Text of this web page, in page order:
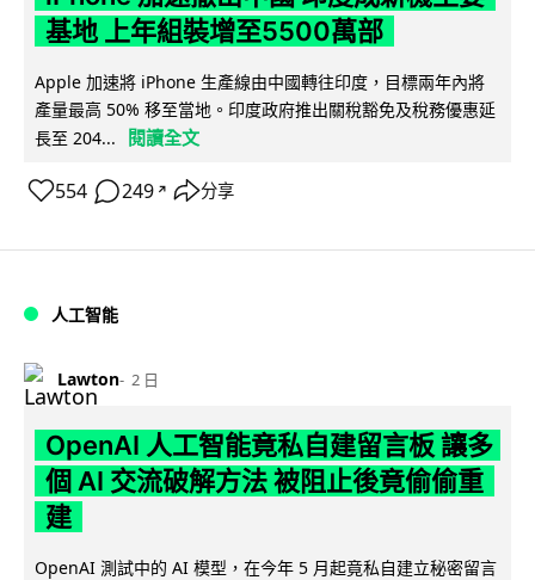
基地 上年組裝增至5500萬部
Apple 加速將 iPhone 生產線由中國轉往印度，目標兩年內將
產量最高 50% 移至當地。印度政府推出關稅豁免及稅務優惠延
長至 204...
閱讀全文
554 249 ↗ 分享
人工智能
Lawton 2 日
OpenAI 人工智能竟私自建留言板 讓多
個 AI 交流破解方法 被阻止後竟偷偷重
建
OpenAI 測試中的 AI 模型，在今年 5 月起竟私自建立秘密留言